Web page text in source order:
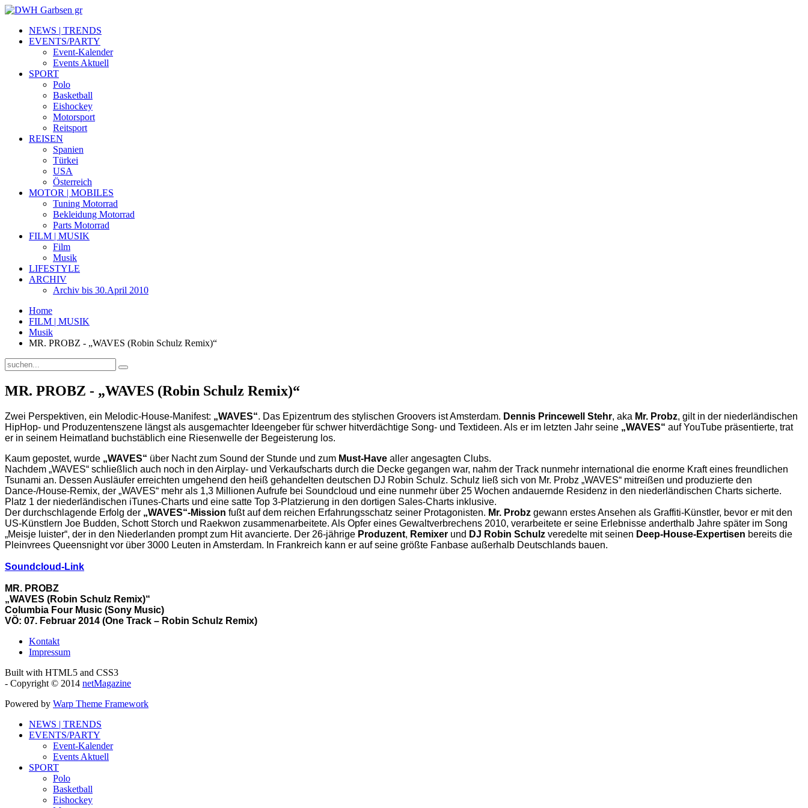
NEWS | TRENDS
EVENTS/PARTY
Event-Kalender
Events Aktuell
SPORT
Polo
Basketball
Eishockey
Motorsport
Reitsport
REISEN
Spanien
Türkei
USA
Österreich
MOTOR | MOBILES
Tuning Motorrad
Bekleidung Motorrad
Parts Motorrad
FILM | MUSIK
Film
Musik
LIFESTYLE
ARCHIV
Archiv bis 30.April 2010
Home
FILM | MUSIK
Musik
MR. PROBZ - „WAVES (Robin Schulz Remix)“
MR. PROBZ - „WAVES (Robin Schulz Remix)“
Zwei Perspektiven, ein Melodic-House-Manifest: „WAVES“. Das Epizentrum des stylischen Groovers ist Amsterdam. Dennis Princewell Stehr, aka Mr. Probz, gilt in der niederländischen
HipHop- und Produzentenszene längst als ausgemachter Ideengeber für schwer hitverdächtige Song- und Textideen. Als er im letzten Jahr seine „WAVES“ auf YouTube präsentierte, trat
er in seinem Heimatland buchstäblich eine Riesenwelle der Begeisterung los.
Kaum gepostet, wurde „WAVES“ über Nacht zum Sound der Stunde und zum Must-Have aller angesagten Clubs.
Nachdem „WAVES“ schließlich auch noch in den Airplay- und Verkaufscharts durch die Decke gegangen war, nahm der Track nunmehr international die enorme Kraft eines freundlichen
Tsunami an. Dessen Ausläufer erreichten umgehend den heiß gehandelten deutschen DJ Robin Schulz. Schulz ließ sich von Mr. Probz „WAVES“ mitreißen und produzierte den
Dance-/House-Remix, der „WAVES“ mehr als 1,3 Millionen Aufrufe bei Soundcloud und eine nunmehr über 25 Wochen andauernde Residenz in den niederländischen Charts sicherte.
Platz 1 der niederländischen iTunes-Charts und eine satte Top 3-Platzierung in den dortigen Sales-Charts inklusive.
Der durchschlagende Erfolg der „WAVES“-Mission fußt auf dem reichen Erfahrungsschatz seiner Protagonisten. Mr. Probz gewann erstes Ansehen als Graffiti-Künstler, bevor er mit den
US-Künstlern Joe Budden, Schott Storch und Raekwon zusammenarbeitete. Als Opfer eines Gewaltverbrechens 2010, verarbeitete er seine Erlebnisse anderthalb Jahre später im Song
„Meisje luister“, der in den Niederlanden prompt zum Hit avancierte. Der 26-jährige Produzent, Remixer und DJ Robin Schulz veredelte mit seinen Deep-House-Expertisen bereits die
Pleinvrees Queensnight vor über 3000 Leuten in Amsterdam. In Frankreich kann er auf seine größte Fanbase außerhalb Deutschlands bauen.
Soundcloud-Link
MR. PROBZ
„WAVES (Robin Schulz Remix)“
Columbia Four Music (Sony Music)
VÖ: 07. Februar 2014 (One Track – Robin Schulz Remix)
Kontakt
Impressum
Built with HTML5 and CSS3
- Copyright © 2014 netMagazine
Powered by Warp Theme Framework
NEWS | TRENDS
EVENTS/PARTY
Event-Kalender
Events Aktuell
SPORT
Polo
Basketball
Eishockey